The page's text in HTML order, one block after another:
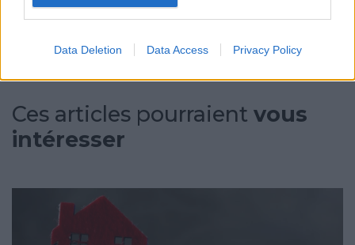
Data Deletion Data Access Privacy Policy
Ces articles pourraient vous
intéresser